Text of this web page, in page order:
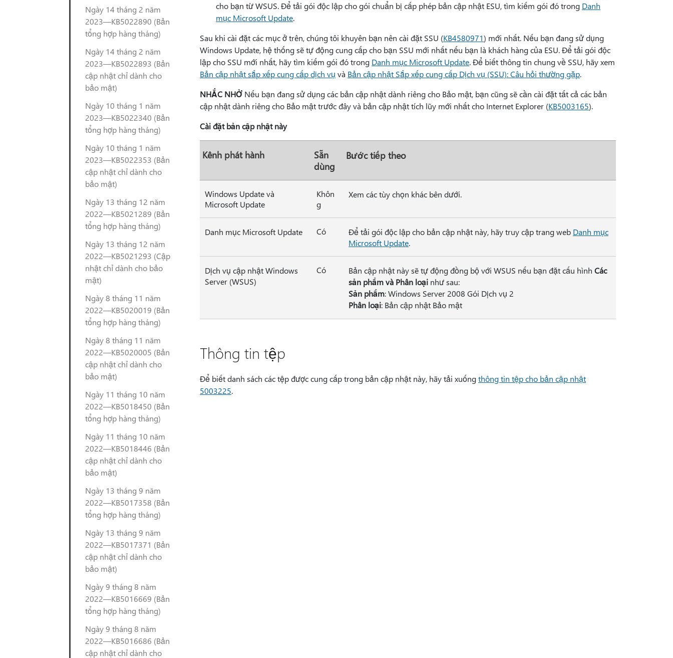
Ngày 14 tháng 2 năm
2023—KB5022890 (Bản
tổng hợp hàng tháng)
Ngày 14 tháng 2 năm
2023—KB5022893 (Bản
cập nhật chỉ dành cho
bảo mật)
Ngày 10 tháng 1 năm
2023—KB5022340 (Bản
tổng hợp hàng tháng)
Ngày 10 tháng 1 năm
2023—KB5022353 (Bản
cập nhật chỉ dành cho
bảo mật)
Ngày 13 tháng 12 năm
2022—KB5021289 (Bản
tổng hợp hàng tháng)
Ngày 13 tháng 12 năm
2022—KB5021293 (Cập
nhật chỉ dành cho bảo
mật)
Ngày 8 tháng 11 năm
2022—KB5020019 (Bản
tổng hợp hàng tháng)
Ngày 8 tháng 11 năm
2022—KB5020005 (Bản
cập nhật chỉ dành cho
bảo mật)
Ngày 11 tháng 10 năm
2022—KB5018450 (Bản
tổng hợp hàng tháng)
Ngày 11 tháng 10 năm
2022—KB5018446 (Bản
cập nhật chỉ dành cho
bảo mật)
Ngày 13 tháng 9 năm
2022—KB5017358 (Bản
tổng hợp hàng tháng)
Ngày 13 tháng 9 năm
2022—KB5017371 (Bản
cập nhật chỉ dành cho
bảo mật)
Ngày 9 tháng 8 năm
2022—KB5016669 (Bản
tổng hợp hàng tháng)
Ngày 9 tháng 8 năm
2022—KB5016686 (Bản
cập nhật chỉ dành cho
cho bạn từ WSUS. Để tải gói độc lập cho gói chuẩn bị cấp phép bản cập nhật ESU, tìm kiếm gói đó trong Danh
mục Microsoft Update.
Sau khi cài đặt các mục ở trên, chúng tôi khuyên bạn nên cài đặt SSU (KB4580971) mới nhất. Nếu bạn đang sử dụng
Windows Update, hệ thống sẽ tự động cung cấp cho bạn SSU mới nhất nếu bạn là khách hàng của ESU. Để tải gói độc
lập cho SSU mới nhất, hãy tìm kiếm gói đó trong Danh mục Microsoft Update. Để biết thông tin chung về SSU, hãy xem
Bản cập nhật sắp xếp cung cấp dịch vụ và Bản cập nhật Sắp xếp cung cấp Dịch vụ (SSU): Câu hỏi thường gặp.
NHẮC NHỞ Nếu bạn đang sử dụng các bản cập nhật dành riêng cho Bảo mật, bạn cũng sẽ cần cài đặt tất cả các bản
cập nhật dành riêng cho Bảo mật trước đây và bản cập nhật tích lũy mới nhất cho Internet Explorer (KB5003165).
Cài đặt bản cập nhật này
Kênh phát hành
Sẵn
dùng
Bước tiếp theo
Windows Update và
Microsoft Update
Khôn
g
Xem các tùy chọn khác bên dưới.
Danh mục Microsoft Update Có Để tải gói độc lập cho bản cập nhật này, hãy truy cập trang web Danh mục
Microsoft Update.
Dịch vụ cập nhật Windows
Server (WSUS)
Có Bản cập nhật này sẽ tự động đồng bộ với WSUS nếu bạn đặt cấu hình Các
sản phẩm và Phân loại như sau:
Sản phẩm: Windows Server 2008 Gói Dịch vụ 2
Phân loại: Bản cập nhật Bảo mật
Thông tin tệp
Để biết danh sách các tệp được cung cấp trong bản cập nhật này, hãy tải xuốngthông tin tệp cho bản cập nhật
5003225.